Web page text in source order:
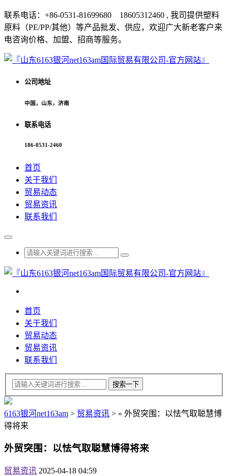
联系电话：+86-0531-81699680 18605312460 , 我司提供塑料
原料（PE/PP/其他）等产品批发、供应，欢迎广大新老客户来
电咨询价格、加盟、招商等服务。
公司地址
中国，山东，济南
联系电话
186-0531-2460
首页
关于我们
贸易动态
贸易资讯
联系我们
首页
关于我们
贸易动态
贸易资讯
联系我们
6163银河net163am > 贸易资讯 > » 外贸突围：以怯气取聪慧博
得将来
外贸突围：以怯气取聪慧博得将来
贸易资讯 2025-04-18 04:59